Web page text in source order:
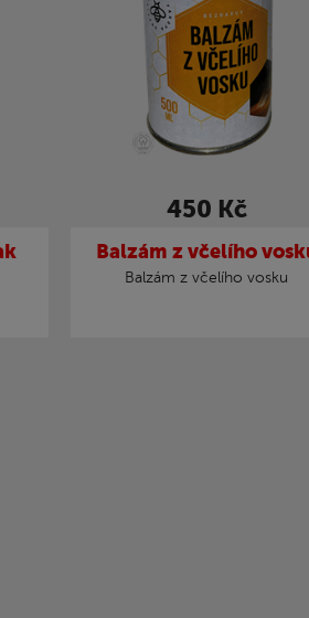
450 Kč
Balzám z včelího
Balzám z včelího vosku